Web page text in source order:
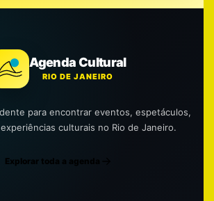
Agenda Cultural
RIO DE JANEIRO
para encontrar eventos, espetáculos,
culturais no Rio de Janeiro.
Explorar toda a agenda